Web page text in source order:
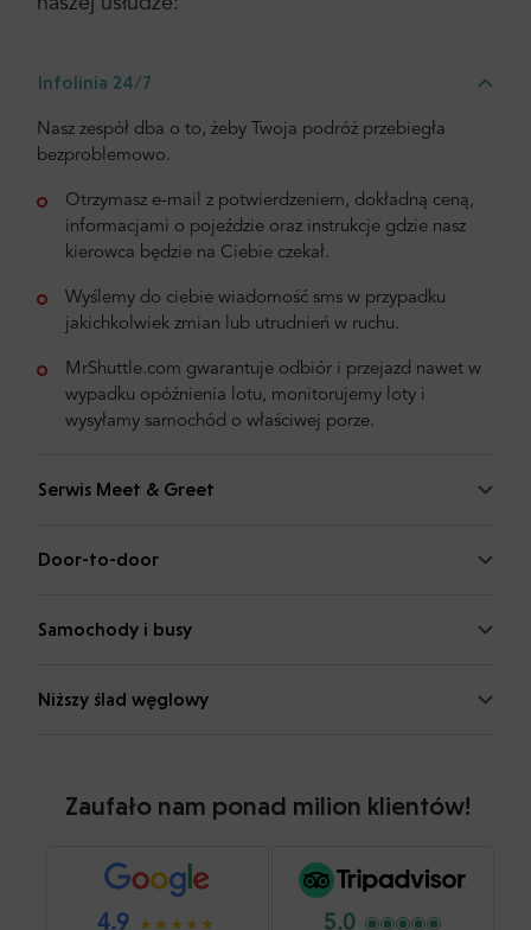
Infolinia 24/7
Nasz zespół dba o to, żeby Twoja podróż przebiegła
bezproblemowo.
Otrzymasz e-mail z potwierdzeniem, dokładną ceną,
informacjami o pojeździe oraz instrukcje gdzie nasz
kierowca będzie na Ciebie czekał.
Wyślemy do ciebie wiadomość sms w przypadku
jakichkolwiek zmian lub utrudnień w ruchu.
MrShuttle.com gwarantuje odbiór i przejazd nawet w
wypadku opóźnienia lotu, monitorujemy loty i
wysyłamy samochód o właściwej porze.
Serwis Meet & Greet
Door-to-door
Samochody i busy
Niższy ślad węglowy
Zaufało nam ponad milion klientów!
4.9 5.0